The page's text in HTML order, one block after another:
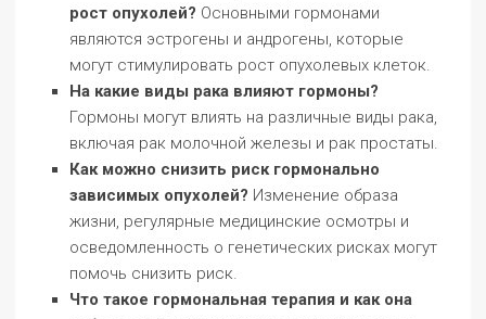
рост опухолей? Основными гормонами
являются эстрогены и андрогены, которые
могут стимулировать рост опухолевых клеток.
На какие виды рака влияют гормоны?
Гормоны могут влиять на различные виды рака,
включая рак молочной железы и рак простаты.
Как можно снизить риск гормонально
зависимых опухолей? Изменение образа
жизни, регулярные медицинские осмотры и
осведомленность о генетических рисках могут
помочь снизить риск.
Что такое гормональная терапия и как она